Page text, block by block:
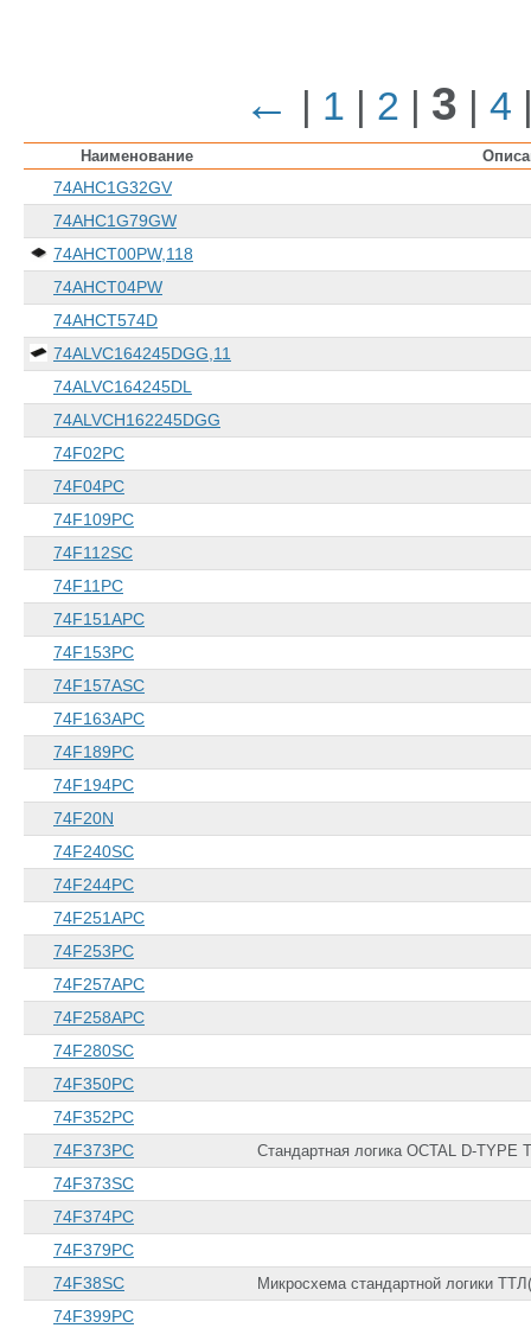
← 1 2 3 |4
Наименование
74AHC1G32GV
74AHC1G79GW
74AHCT00PW,118
74AHCT04PW
74AHCT574D
74ALVC164245DGG,11
74ALVC164245DL
74ALVCH162245DGG
74F02PC
74F04PC
74F109PC
74F112SC
74F11PC
74F151APC
74F153PC
74F157ASC
74F163APC
74F189PC
74F194PC
74F20N
74F240SC
74F244PC
74F251APC
74F253PC
74F257APC
74F258APC
74F280SC
74F350PC
74F352PC
74F373PC
Cтандартная логика OCTAL D-TYPE
74F373SC
74F374PC
74F379PC
74F38SC
Микросхема стандартной логики
74F399PC